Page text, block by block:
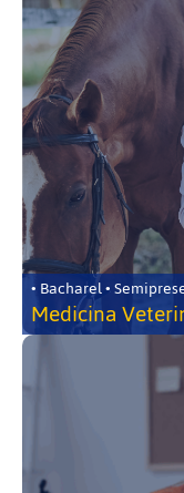
• Bacharel •
Medicina